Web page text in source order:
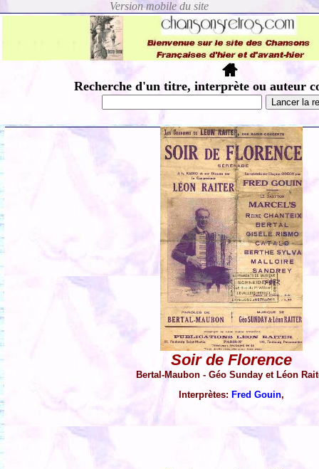
Recherche d'un titre, interprète ou auteur
Soir de Florence
Bertal-Maubon - Géo Sunday et Léon
Interprètes: Fred Gouin,